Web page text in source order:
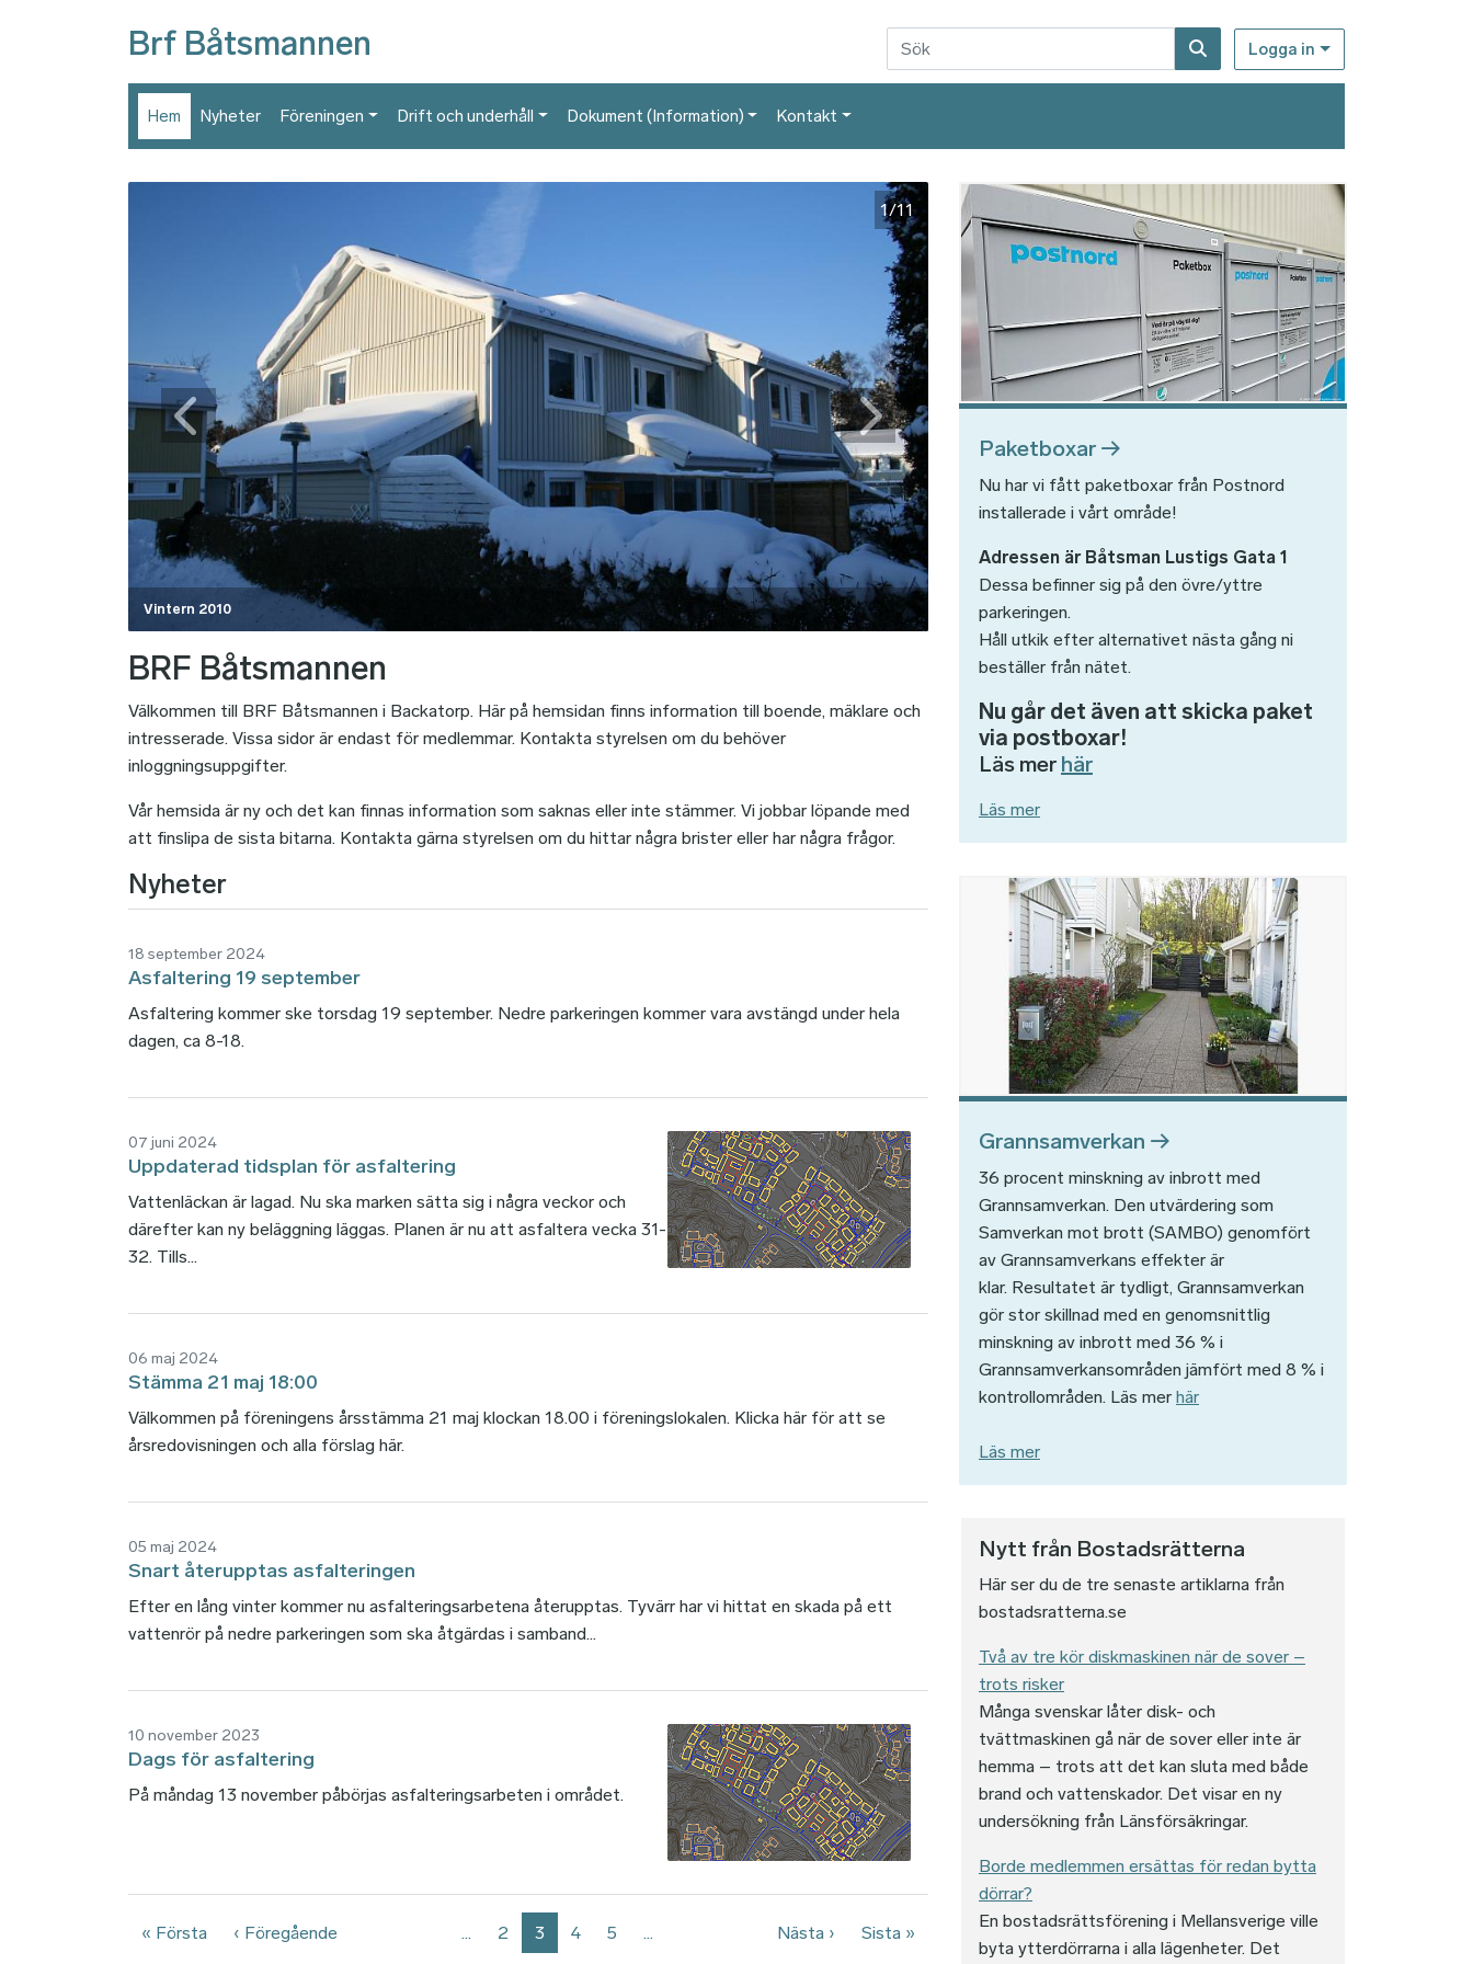
Brf Båtsmannen Logga in
Hem Nyheter Föreningen Drift och underhåll Dokument (Information) Kontakt
BRF Båtsmannen
1/11
Vintern 2010
Välkommen till BRF Båtsmannen i Backatorp. Här på hemsidan finns information till boende, mäklare och
intresserade. Vissa sidor är endast för medlemmar. Kontakta styrelsen om du behöver
inloggningsuppgifter.
Vår hemsida är ny och det kan finnas information som saknas eller inte stämmer. Vi jobbar löpande med
att finslipa de sista bitarna. Kontakta gärna styrelsen om du hittar några brister eller har några frågor.
Nyheter
18 september 2024
Asfaltering 19 september
Asfaltering kommer ske torsdag 19 september. Nedre parkeringen kommer vara avstängd under hela
dagen, ca 8-18.
07 juni 2024
Uppdaterad tidsplan för asfaltering
Vattenläckan är lagad. Nu ska marken sätta sig i några veckor och
därefter kan ny beläggning läggas. Planen är nu att asfaltera vecka 31-
32. Tills...
06 maj 2024
Stämma 21 maj 18:00
Välkommen på föreningens årsstämma 21 maj klockan 18.00 i föreningslokalen. Klicka här för att se
årsredovisningen och alla förslag här.
05 maj 2024
Snart återupptas asfalteringen
Efter en lång vinter kommer nu asfalteringsarbetena återupptas. Tyvärr har vi hittat en skada på ett
vattenrör på nedre parkeringen som ska åtgärdas i samband...
10 november 2023
Dags för asfaltering
På måndag 13 november påbörjas asfalteringsarbeten i området.
Paginering
« Första Första sidan
‹ Föregående Föregående sida… 2 3 4 5 … Nästa › Nästa sida
Sista » Sista sidan
Bild
Paketboxar
Nu har vi fått paketboxar från Postnord
installerade i vårt område!
Adressen är Båtsman Lustigs Gata 1
Dessa befinner sig på den övre/yttre
parkeringen.
Håll utkik efter alternativet nästa gång ni
beställer från nätet.
Nu går det även att skicka paket
via postboxar!
Läs mer här
Läs mer
Grannsamverkan
36 procent minskning av inbrott med
Grannsamverkan. Den utvärdering som
Samverkan mot brott (SAMBO) genomfört
av Grannsamverkans effekter är
klar. Resultatet är tydligt, Grannsamverkan
gör stor skillnad med en genomsnittlig
minskning av inbrott med 36 % i
Grannsamverkansområden jämfört med 8 % i
kontrollområden. Läs mer här
Läs mer
Nytt från Bostadsrätterna
Här ser du de tre senaste artiklarna från
bostadsratterna.se
Två av tre kör diskmaskinen när de sover –
trots risker
Många svenskar låter disk- och
tvättmaskinen gå när de sover eller inte är
hemma – trots att det kan sluta med både
brand och vattenskador. Det visar en ny
undersökning från Länsförsäkringar.
Borde medlemmen ersättas för redan bytta
dörrar?
En bostadsrättsförening i Mellansverige ville
byta ytterdörrarna i alla lägenheter. Det